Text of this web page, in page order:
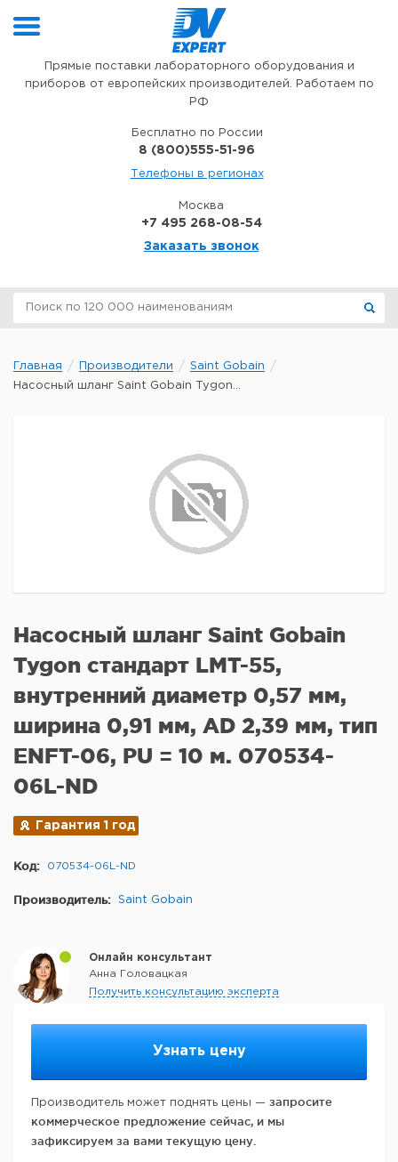
Прямые поставки лабораторного оборудования и
приборов от европейских производителей. Работаем по
РФ
Бесплатно по России
8 (800)555-51-96
Телефоны в регионах
Москва
+7 495 268-08-54
Заказать звонок
Главная Производители
Saint Gobain
Насосный шланг Saint Gobain Tygon...
Узнать цену
Производитель может поднять цены — запросите
коммерческое предложение сейчас, и мы
зафиксируем за вами текущую цену.
Насосный шланг Saint Gobain
Tygon стандарт LMT-55,
внутренний диаметр 0,57 мм,
ширина 0,91 мм, AD 2,39 мм, тип
ENFT-06, PU = 10 м. 070534-
06L-ND
Гарантия 1 год
Код: 070534-06L-ND
Производитель: Saint Gobain
Онлайн консультант
Анна Головацкая
Получить консультацию эксперта